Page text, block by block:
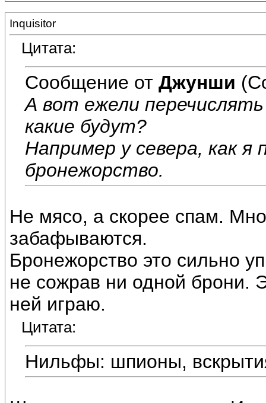
Inquisitor
Цитата:
Сообщение от Джунши
А вот ежели
какие будут?
Например у севера, как
бронежорство.
Не мясо, а скорее спам.
забафываются.
Бронежорство это сильно
не сожрав ни одной брони.
ней играю.
Цитата:
Нильфы: шпионы,